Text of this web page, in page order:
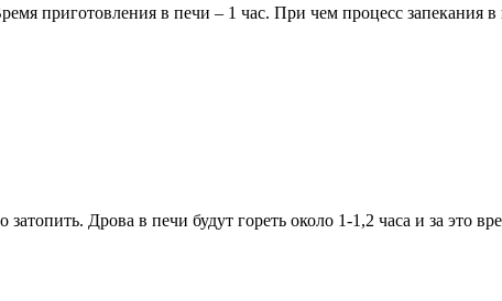
приготовления в печи – 1 час. При чем процесс запекания
Дрова в печи будут гореть около 1-1,2 часа и за это